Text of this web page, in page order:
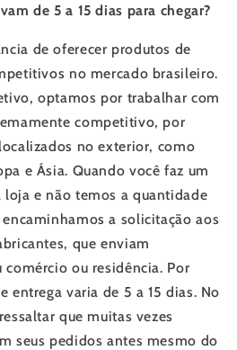
de 5 a 15 dias para chegar?
de oferecer produtos de
no mercado brasileiro.
optamos por trabalhar com
competitivo, por
no exterior, como
e Ásia. Quando você faz um
e não temos a quantidade
a solicitação aos
que enviam
ou residência. Por
entrega varia de 5 a 15 dias. No
que muitas vezes
seus pedidos antes mesmo do